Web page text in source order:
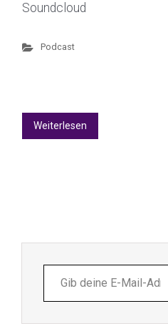
Soundcloud
Podcast
Weiterlesen
deine
E-